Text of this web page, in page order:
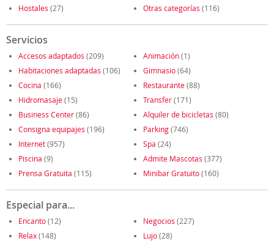
Hostales (27) Otras categorías (116)
Servicios
Accesos adaptados (209) Animación(1)
Habitaciones adaptadas (106) Gimnasio(64)
Cocina (166) Restaurante(88)
Hidromasaje(15) Transfer(171)
Business Center(86) Alquiler de bicicletas (80)
Consigna equipajes (196) Parking(746)
Internet(957) Spa (24)
Piscina (9) Admite Mascotas (377)
Prensa Gratuita (115) Minibar Gratuito(160)
Especial para...
Encanto(12) Negocios (227)
Relax(148) Lujo(28)